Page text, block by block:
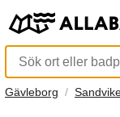
Gävleborg